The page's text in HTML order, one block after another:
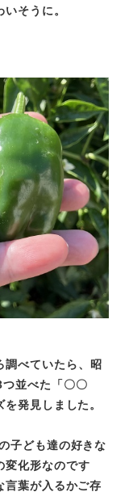
そうに。
調べていたら、昭
並べた「〇〇
発見しました。
子ども達の好きな
変化形なのです
葉が入るかご存